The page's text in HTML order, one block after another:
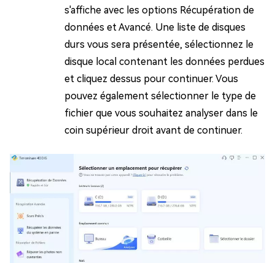
s'affiche avec les options Récupération de
données et Avancé. Une liste de disques
durs vous sera présentée, sélectionnez le
disque local contenant les données perdues
et cliquez dessus pour continuer. Vous
pouvez également sélectionner le type de
fichier que vous souhaitez analyser dans le
coin supérieur droit avant de continuer.